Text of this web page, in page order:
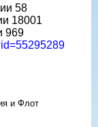
58
18001
969
и Флот